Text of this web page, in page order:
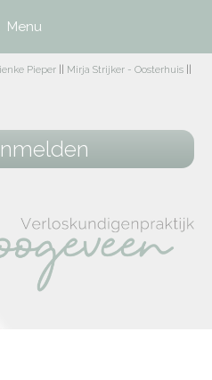
Menu
Pieper Mirja Strijker - Oosterhuis